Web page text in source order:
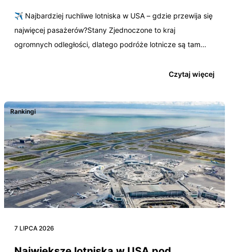
✈️ Najbardziej ruchliwe lotniska w USA – gdzie przewija się
najwięcej pasażerów?Stany Zjednoczone to kraj
ogromnych odległości, dlatego podróże lotnicze są tam
Czytaj więcej
Rankingi
7 LIPCA 2026